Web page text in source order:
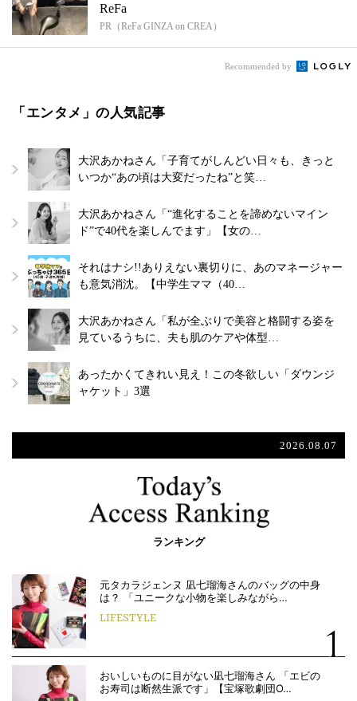
ReFa
PR（ReFa GINZA on CREA）
Recommended by
「エンタメ」の人気記事
大沢あかねさん「子育てがしんどい日々も、きっと
いつか“あの頃は大変だったね”と笑…
大沢あかねさん「“進化することを諦めないマイン
ド”で40代を楽しんでます」【女の…
それはナシ!!ありえない裏切りに、あのマネージャー
も意気消沈。【中学生ママ（40…
大沢あかねさん「私が全ぶりで美容と格闘する姿を
見ているうちに、夫も肌のケアや体型…
あったかくてきれい見え！この冬欲しい「ダウンジ
ャケット」3選
2026.08.07
ランキング
元タカラジェンヌ 凪七瑠海さんのバッグの中身
は？ 「ユニークな小物を楽しみながら…
LIFESTYLE
おいしいものに目がない凪七瑠海さん 「エビの
お寿司は断然生派です」【宝塚歌劇団O…